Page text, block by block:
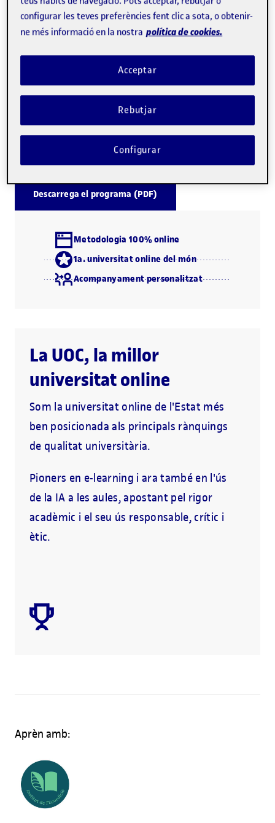
caràcter professionalitzadori t'ofereix una formació
reflexiva, activa, creativa i molt pràctica.
Aquest programa d'estudisdona resposta a les
demandes del món editorial i de les institucions, tant
, vinculades al llibre.
Descarrega el programa (PDF)
Metodologia 100% online
1a. universitat online del món
Acompanyament personalitzat
La UOC, la millor
universitat online
Som la universitat online de l'Estat més
ben posicionada als principals rànquings
de qualitat universitària.
Pioners en e-learning i ara també en l'ús
de la IA a les aules, apostant pel rigor
acadèmic i el seu ús responsable, crític i
ètic.
Aprèn amb:
configurar les teves preferències fent clic a sota, o obtenir-
ne més informació en la nostra política de cookies.
Rebutjar
Acceptar
Configurar